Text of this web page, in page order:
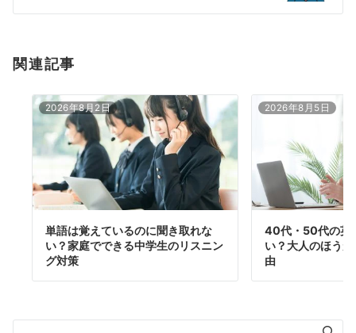
ン
関連記事
2026年8月2日
単語は覚えているのに聞き取れな
い？家庭でできる中学生のリスニン
グ対策
2026年8月5日
40代・50代の英
い？大人のほう
由